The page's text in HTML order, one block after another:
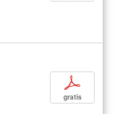
p
gratis